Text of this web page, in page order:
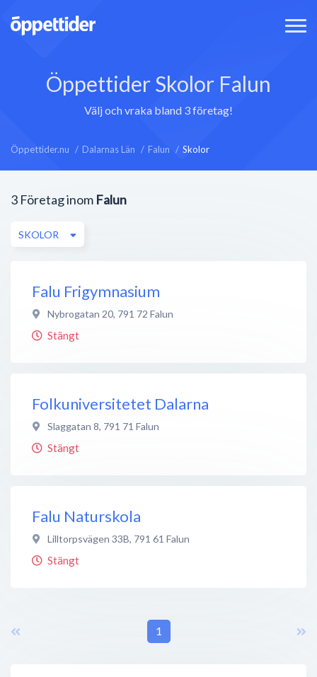
Öppettider Skolor Falun
Välj och vraka bland 3 företag!
Öppettider.nu Dalarnas Län Falun Skolor
3 Företag inom Falun
SKOLOR
Falu Frigymnasium
Nybrogatan 20, 791 72 Falun
Stängt
Folkuniversitetet Dalarna
Slaggatan 8, 791 71 Falun
Stängt
Falu Naturskola
Lilltorpsvägen 33B, 791 61 Falun
Stängt
1